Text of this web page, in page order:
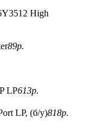
High
89р.
LP613р.
LP, (б/у)818р.